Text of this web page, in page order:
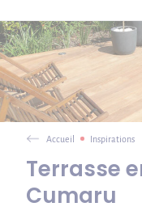
Accueil Inspirations
Terrasse
Cumaru